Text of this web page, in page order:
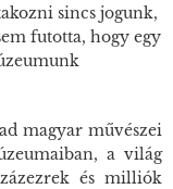
sincs jogunk,
futotta, hogy egy
magyar művészei
a világ
és milliók